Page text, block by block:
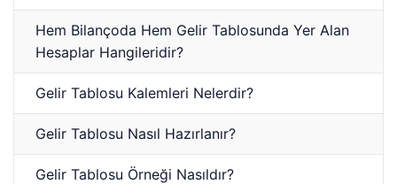
Hem Bilançoda Hem Gelir Tablosunda Yer Alan
Hesaplar Hangileridir?
Gelir Tablosu Kalemleri Nelerdir?
Gelir Tablosu Nasıl Hazırlanır?
Gelir Tablosu Örneği Nasıldır?